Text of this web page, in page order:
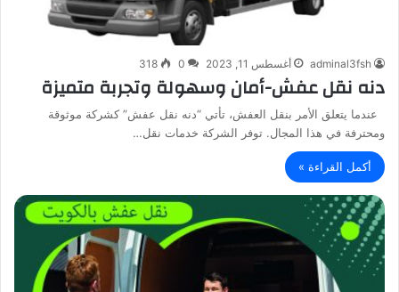
adminal3fsh أغسطس 11, 2023 0
318
دنه نقل عفش-أمان وسهولة وتجربة متميزة
عندما يتعلق الأمر بنقل العفش، تأتي “دنه نقل عفش” كشركة موثوقة
ومحترفة في هذا المجال. توفر الشركة خدمات نقل…
أكمل القراءة »